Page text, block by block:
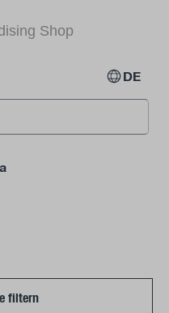
Shop
DE
0 Positionen. Der
filtern